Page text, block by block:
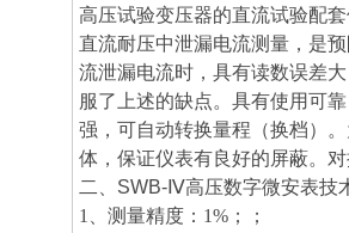
高压试验变压器的直流试验配
直流耐压中泄漏电流测量，是
流泄漏电流时，具有读数误差
服了上述的缺点。具有使用可
强，可自动转换量程（换档）
体，保证仪表有良好的屏蔽。
二、 SWB-Ⅳ高压数字微安表技
1、测量精度：1%；；